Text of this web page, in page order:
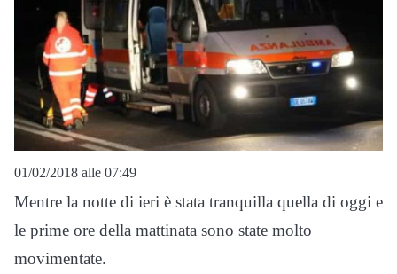
01/02/2018 alle 07:49
Mentre la notte di ieri è stata tranquilla quella di oggi e
le prime ore della mattinata sono state molto
movimentate.